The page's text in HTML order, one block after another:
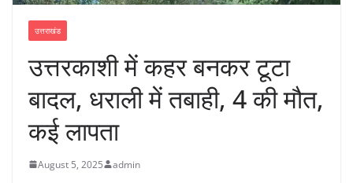
उत्तराखंड
उत्तरकाशी में कहर बनकर टूटा
बादल, धराली में तबाही, 4 की मौत,
कई लापता
August 5, 2025 admin